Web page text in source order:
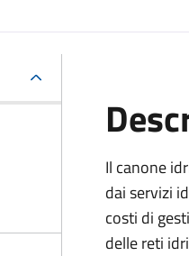
Il canone
dai servizi
costi di
delle reti